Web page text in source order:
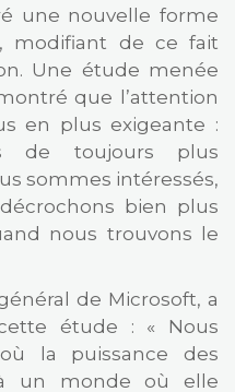
une nouvelle forme
modifiant de ce fait
Une étude menée
que l’attention
en plus exigeante :
de toujours plus
sommes intéressés,
bien plus
nous trouvons le
de Microsoft, a
étude : « Nous
la puissance des
un monde où elle